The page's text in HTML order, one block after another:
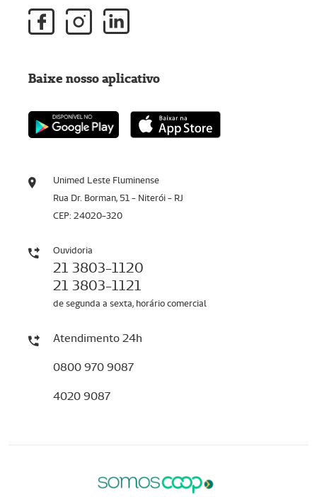
Unimed Leste Fluminense
Rua Dr. Borman, 51 - Niterói - RJ
CEP: 24020-320
Ouvidoria
21 3803-1120
21 3803-1121
de segunda a sexta, horário comercial
Atendimento 24h
0800 970 9087
4020 9087
Baixe nosso aplicativo